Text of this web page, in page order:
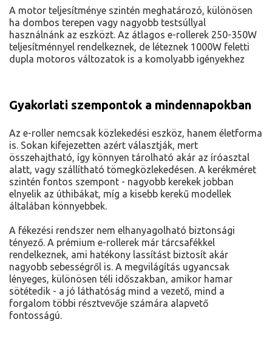
A motor teljesítménye szintén meghatározó, különösen
ha dombos terepen vagy nagyobb testsúllyal
használnánk az eszközt. Az átlagos e-rollerek 250-350W
teljesítménnyel rendelkeznek, de léteznek 1000W feletti
dupla motoros változatok is a komolyabb igényekhez
Gyakorlati szempontok a mindennapokban
Az e-roller nemcsak közlekedési eszköz, hanem életforma
is. Sokan kifejezetten azért választják, mert
összehajtható, így könnyen tárolható akár az íróasztal
alatt, vagy szállítható tömegközlekedésen. A kerékméret
szintén fontos szempont - nagyobb kerekek jobban
elnyelik az úthibákat, míg a kisebb kerekű modellek
általában könnyebbek.
A fékezési rendszer nem elhanyagolható biztonsági
tényező. A prémium e-rollerek már tárcsafékkel
rendelkeznek, ami hatékony lassítást biztosít akár
nagyobb sebességről is. A megvilágítás ugyancsak
lényeges, különösen téli időszakban, amikor hamar
sötétedik - a jó láthatóság mind a vezető, mind a
forgalom többi résztvevője számára alapvető
fontosságú.